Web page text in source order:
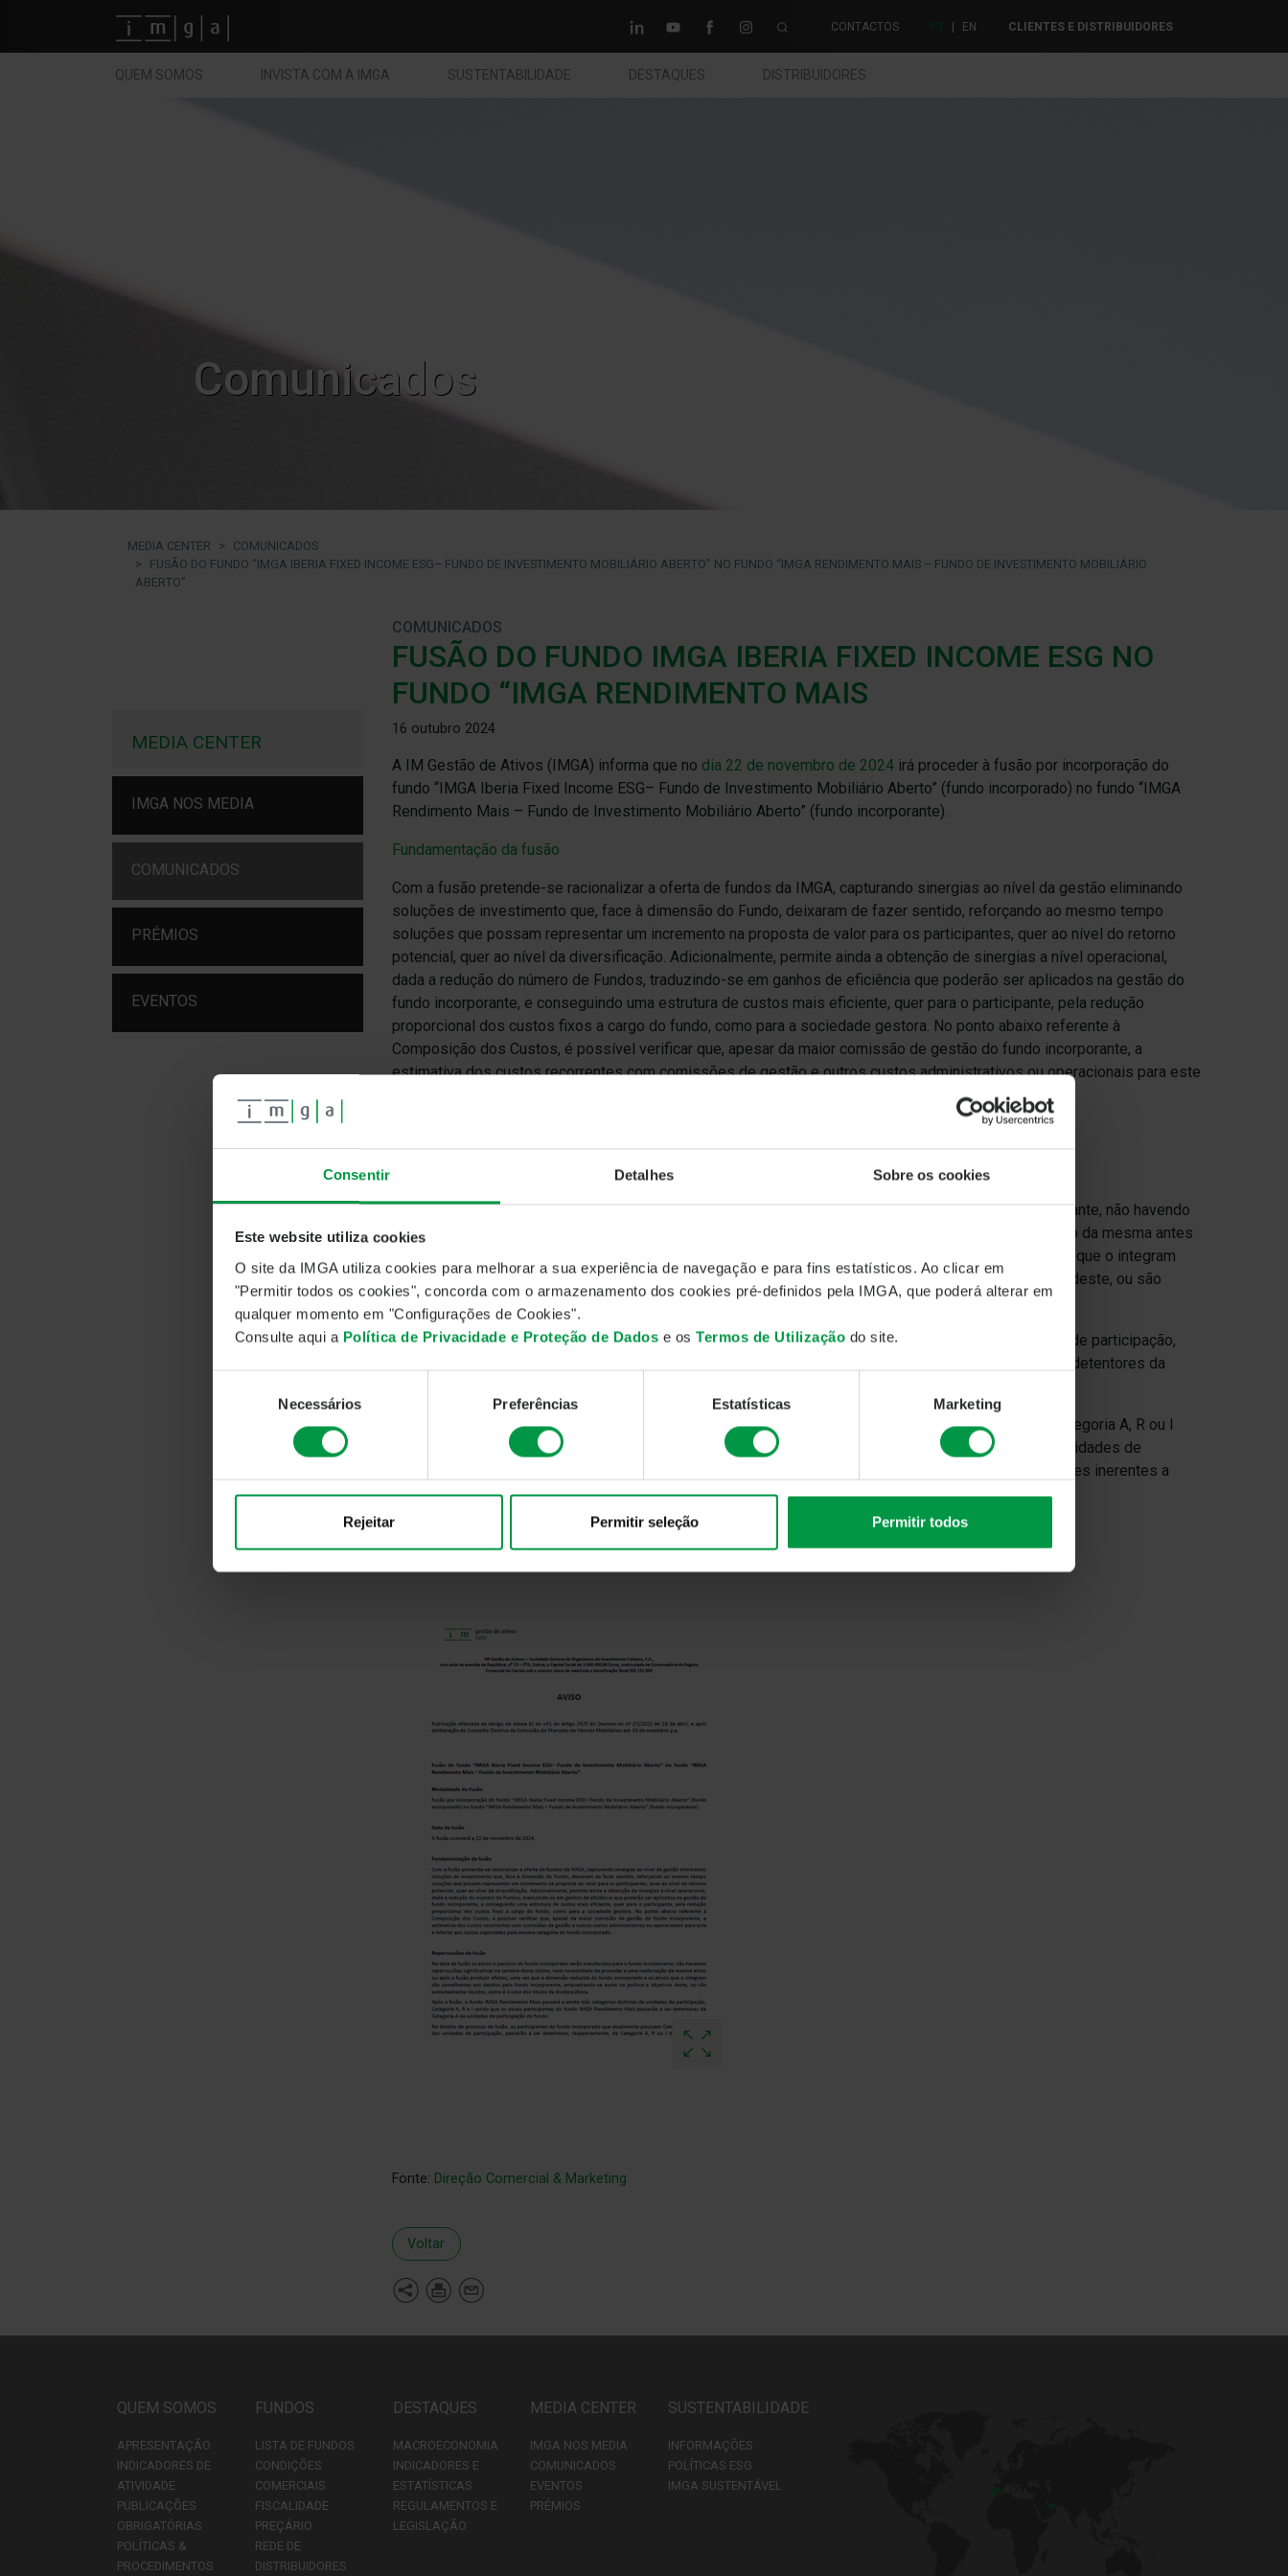
Consentir Detalhes Sobre os cookies
Este website utiliza cookies
O site da IMGA utiliza cookies para melhorar a sua experiência de navegação e para fins estatísticos. Ao clicar em
"Permitir todos os cookies", concorda com o armazenamento dos cookies pré-definidos pela IMGA, que poderá alterar em
qualquer momento em "Configurações de Cookies".
Consulte aqui a Política de Privacidade e Proteção de Dados e os Termos de Utilização do site.
consentimento
Necessários Preferências Estatísticas Marketing
Rejeitar Permitir seleção Permitir todos
Fundos imga CONTACTOS PT | EN CLIENTES E DISTRIBUIDORES
QUEM SOMOS INVISTA COM A IMGA SUSTENTABILIDADE DESTAQUES DISTRIBUIDORES
Comunicados
MEDIA CENTER
COMUNICADOS
FUSÃO DO FUNDO “IMGA IBERIA FIXED INCOME ESG– FUNDO DE INVESTIMENTO MOBILIÁRIO ABERTO” NO FUNDO “IMGA RENDIMENTO MAIS – FUNDO DE INVESTIMENTO MOBILIÁRIO
ABERTO”
MEDIA CENTER
IMGA NOS MEDIA
COMUNICADOS
PRÉMIOS
EVENTOS
COMUNICADOS
FUSÃO DO FUNDO IMGA IBERIA FIXED INCOME ESG NO
FUNDO “IMGA RENDIMENTO MAIS
16 outubro 2024
A IM Gestão de Ativos (IMGA) informa que no dia 22 de novembro de 2024irá proceder à fusão por incorporação do
fundo “IMGA Iberia Fixed Income ESG– Fundo de Investimento Mobiliário Aberto” (fundo incorporado) no fundo “IMGA
Rendimento Mais – Fundo de Investimento Mobiliário Aberto” (fundo incorporante).
Fundamentação da fusão
Com a fusão pretende-se racionalizar a oferta de fundos da IMGA, capturando sinergias ao nível da gestão eliminando
soluções de investimento que, face à dimensão do Fundo, deixaram de fazer sentido, reforçando ao mesmo tempo
soluções que possam representar um incremento na proposta de valor para os participantes, quer ao nível do retorno
potencial, quer ao nível da diversificação. Adicionalmente, permite ainda a obtenção de sinergias a nível operacional,
dada a redução do número de Fundos, traduzindo-se em ganhos de eficiência que poderão ser aplicados na gestão do
fundo incorporante, e conseguindo uma estrutura de custos mais eficiente, quer para o participante, pela redução
proporcional dos custos fixos a cargo do fundo, como para a sociedade gestora. No ponto abaixo referente à
Composição dos Custos, é possível verificar que, apesar da maior comissão de gestão do fundo incorporante, a
estimativa dos custos recorrentes com comissões de gestão e outros custos administrativos ou operacionais para este
Na data da fusão os ativos e passivos do fundo incorporado serão transferidos para o fundo incorporante, não havendo
repercussões significativas na carteira deste último, nem necessidade de proceder a uma reafectação da mesma antes
ou após a fusão produzir efeitos, uma vez que a dimensão reduzida do fundo incorporado e os ativos que o integram
são semelhantes aos detidos pelo fundo incorporante, enquadrando-se assim na política e objetivos deste, ou são
extremamente líquidos, como é o caso dos títulos de divida pública.
Após a fusão, o fundo IMGA Rendimento Mais passará a emitir três categorias distintas de unidades de participação,
Categoria A, R e I sendo que os atuais participantes do fundo IMGA Rendimento Mais passarão a ser detentores da
No âmbito do processo de fusão, os participantes do fundo incorporado que atualmente possuam Categoria A, R ou I
das unidades de participação, passarão a ser detentores, respetivamente, da Categoria A, R ou I de unidades de
participação do fundo IMGA Rendimento Mais, assumindo a sua política de investimento e as condições inerentes a
esse fundo e categoria.
As principais diferenças entre os dois fundos são as seguintes:
Fonte: Direção Comercial & Marketing
Voltar
QUEM SOMOS
APRESENTAÇÃO
INDICADORES DE
ATIVIDADE
PUBLICAÇÕES
OBRIGATÓRIAS
POLÍTICAS &
PROCEDIMENTOS
FUNDOS
LISTA DE FUNDOS
CONDIÇÕES
COMERCIAIS
FISCALIDADE
PREÇÁRIO
REDE DE
DISTRIBUIDORES
DESTAQUES
MACROECONOMIA
INDICADORES E
ESTATÍSTICAS
REGULAMENTOS E
LEGISLAÇÃO
MEDIA CENTER
IMGA NOS MEDIA
COMUNICADOS
EVENTOS
PRÉMIOS
SUSTENTABILIDADE
INFORMAÇÕES
POLÍTICAS ESG
IMGA SUSTENTÁVEL